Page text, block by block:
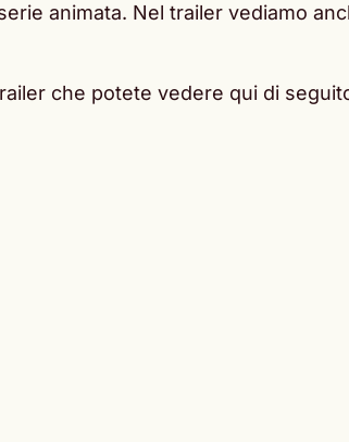
animata. Nel trailer vediamo
che potete vedere qui di